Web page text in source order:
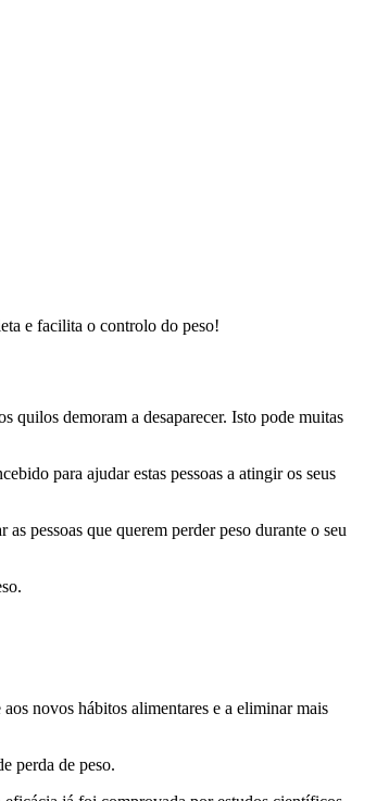
e facilita o controlo do peso!
quilos demoram a desaparecer. Isto pode muitas
para ajudar estas pessoas a atingir os seus
pessoas que querem perder peso durante o seu
novos hábitos alimentares e a eliminar mais
perda de peso.